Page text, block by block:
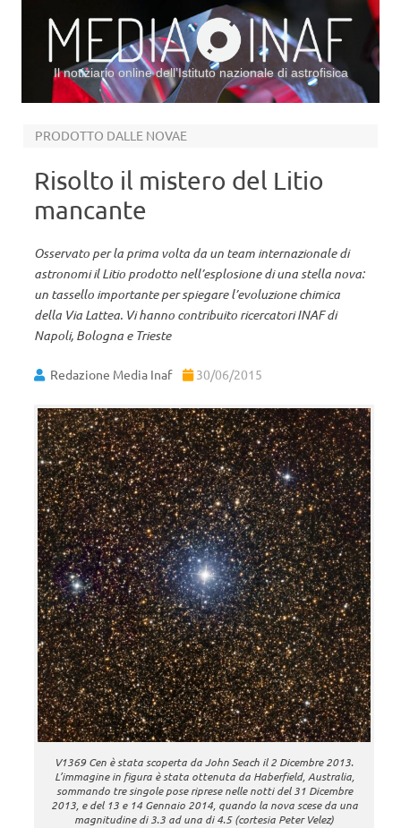
Il notiziario online dell’Istituto nazionale di astrofisica
PRODOTTO DALLE NOVAE
Risolto il mistero del Litio
mancante
Osservato per la prima volta da un team internazionale di
astronomi il Litio prodotto nell’esplosione di una stella nova:
un tassello importante per spiegare l’evoluzione chimica
della Via Lattea. Vi hanno contribuito ricercatori INAF di
Napoli, Bologna e Trieste
Redazione Media Inaf 30/06/2015
V1369 Cen è stata scoperta da John Seach il 2 Dicembre 2013.
L’immagine in figura è stata ottenuta da Haberfield, Australia,
sommando tre singole pose riprese nelle notti del 31 Dicembre
2013, e del 13 e 14 Gennaio 2014, quando la nova scese da una
magnitudine di 3.3 ad una di 4.5 (cortesia Peter Velez)